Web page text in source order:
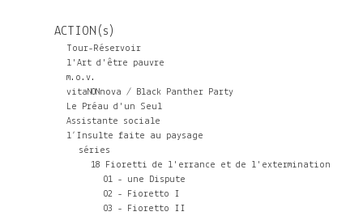
F
K
S
ACTION(s)
Tour-Réservoir
l'Art d'être pauvre
m.o.v.
vitaNONnova / Black Panther Party
Le Préau d'un Seul
Assistante sociale
l’Insulte faite au paysage
séries
18 Fioretti de l'errance et de l'extermination
01 - une Dispute
02 - Fioretto I
03 - Fioretto II